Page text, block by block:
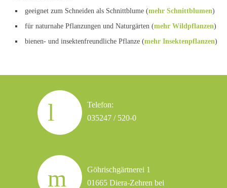
geeignet zum Schneiden als Schnittblume (mehr Schnittblumen)
für naturnahe Pflanzungen und Naturgärten (mehr Wildpflanzen)
bienen- und insektenfreundliche Pflanze (mehr Insektenpflanzen)
Telefon:
035247 / 520-0
Göhrischgärtnerei 1
01665 Diera-Zehren bei